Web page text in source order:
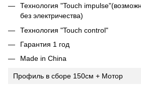
Технология "Touch
без электричества)
Технология "Touch control"
Гарантия 1 год
Made in China
Профиль в сборе 150см + Мотор